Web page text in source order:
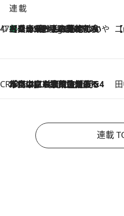
連載
47都道府県の手みやげ ひんやりスイーツで夏を満喫
7 Hours Ago
【兵庫県】この夏絶対食べたい 冷やしておいしいおやつ3選 淡路島の恵みをジェラートに集約 【
CREA'S CHOICE
2026.8.7
「立川にも歌舞伎があるんだよ」 片岡仁左衛門・市川中車ら豪華座組みで4年目の立川立飛歌舞伎へ
連載